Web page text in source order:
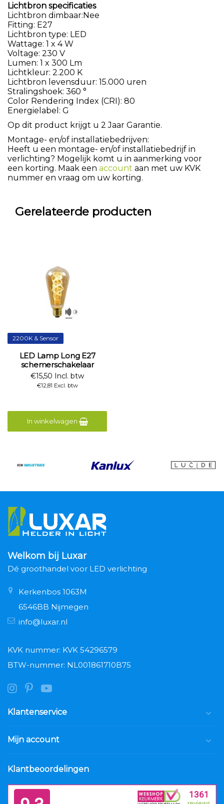
Lichtbron specificaties
Lichtbron dimbaar:Nee
Fitting: E27
Lichtbron type: LED
Wattage: 1 x 4 W
Voltage: 230 V
Lumen: 1 x 300 Lm
Lichtkleur: 2.200 K
Lichtbron levensduur: 15.000 uren
Stralingshoek: 360 °
Color Rendering Index (CRI): 80
Energielabel: G
Op dit product krijgt u 2 Jaar Garantie.
Montage- en/of installatiebedrijven:
Heeft u een montage- en/of installatiebedrijf in
verlichting? Mogelijk komt u in aanmerking voor
een korting. Maak een account aan met uw KVK
nummer en vraag om uw korting.
Gerelateerde producten
2200K & Sensor
LED Lamp Long E27
schemerschakelaar
€15,50 Incl. btw
€12,81 Excl. btw
In winkelwagen
Welkom bij Luxar
Dé groothandel voor LED verlichting
Kerkenbos 1063M
6546BB Nijmegen
info@luxar.nl
KVK nummer: KVK 54296579
BTW-nummer: NL001861710B75
Klantenservice
Mijn account
Klantbeoordelingen